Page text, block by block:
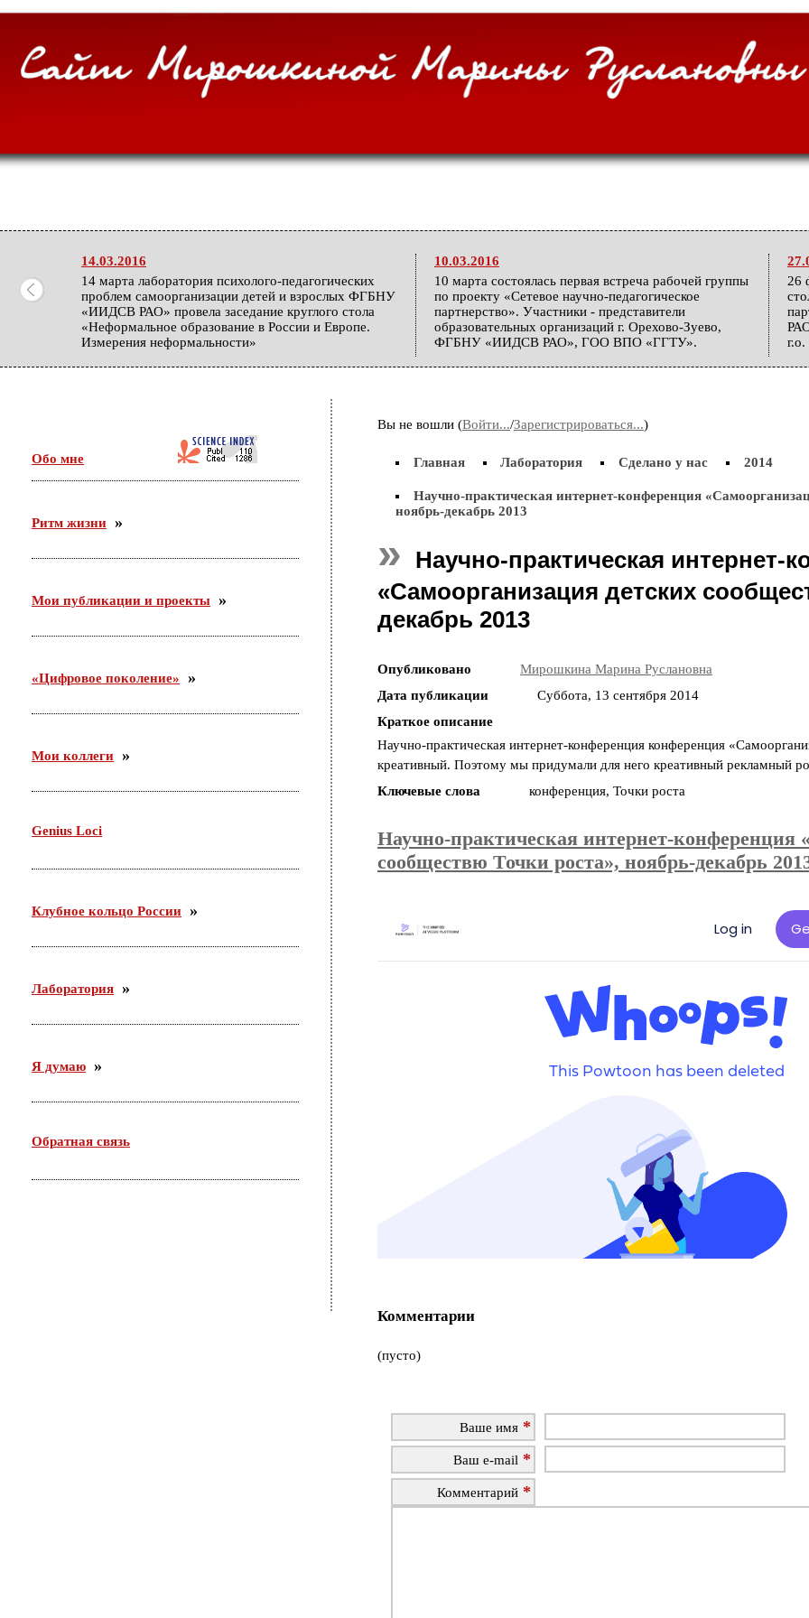
14.03.2016
14 марта лаборатория психолого-педагогических
проблем самоорганизации детей и взрослых ФГБНУ
«ИИДСВ РАО» провела заседание круглого стола
«Неформальное образование в России и Европе.
Измерения неформальности»
10.03.2016
10 марта состоялась первая встреча рабочей группы
по проекту «Сетевое научно-педагогическое
партнерство». Участники - представители
образовательных организаций г. Орехово-Зуево,
ФГБНУ «ИИДСВ РАО», ГОО ВПО «ГГТУ».
26
Идет активная подготовка организационной встречи
по проекту «Сетевое научно-педагогическое
партнерство». Участники — ФГБНУ «ИИДСВ
РАО», ГОО ВПО «ГГТУ», Управление образования
г.о. Орехово-Зуево.
корчаковском сборе: от практики к моделям
с сообщением «Советские педагоги и несоветские
03.12.2015
С 26 ноября по 3 декабря участвовала в российско-
образования «Хаус-ам-Майберг» (г.Хаппенхайм,
Всероссийской научно-практической конференции
дополнительное образование как механизм
поддержки индивидуализации и самореализации
личности» (г. Чита).
Обо мне
Ритм жизни
Мои публикации и проекты
«Цифровое поколение»
Мои коллеги
Genius Loci
Клубное кольцо России
Лаборатория
Я думаю
Обратная связь
Вы не вошли (Войти.../Зарегистрироваться...)
Главная Лаборатория Сделано у нас 2014
Научно-практическая интернет-конференция
ноябрь-декабрь 2013
Научно-практическая интернет-
«Самоорганизация детских
декабрь 2013
Опубликовано
Мирошкина Марина Руслановна
Дата публикации
Суббота, 13 сентября 2014
Краткое описание
Научно-практическая интернет-конференция конференция
креативный. Поэтому мы придумали для него креативный рекламный
Ключевые слова
конференция, Точки роста
Научно-практическая интернет-конференция
сообществю Точки роста», ноябрь-декабрь
Комментарии
(пусто)
Ваше имя
Ваш e-mail
Комментарий